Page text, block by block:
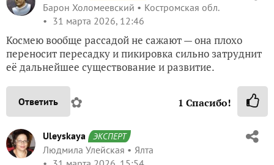
Барон Холомеевский
Костромская обл.
31 марта 2026, 12:46
Космею вообще рассадой не сажают — она плохо
переносит пересадку и пикировка сильно затруднит
её дальнейшее существование и развитие.
Ответить ✿ 1 Спасибо!
Uleyskaya ЭКСПЕРТ
Людмила Улейская
Ялта